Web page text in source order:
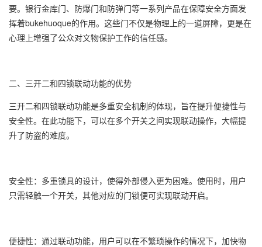
要。银行金库门、防爆门和防弹门等一系列产品在保障安全方面发
挥着bukehuoque的作用。这些门不仅是物理上的一道屏障，更是在
心理上增强了公众对文物保护工作的信任感。
二、三开二和四锁联动功能的优势
三开二和四锁联动功能是多重安全机制的体现，旨在提升便捷性与
安全性。在此功能下，可以在多个开关之间实现联动操作，大幅提
升了防盗的难度。
安全性：多重锁具的设计，使得外部侵入更为困难。使用时，用户
只需轻触一个开关，其他对应的门锁便可实现联动开启。
便捷性：通过联动功能，用户可以在不繁琐操作的情况下，加快物